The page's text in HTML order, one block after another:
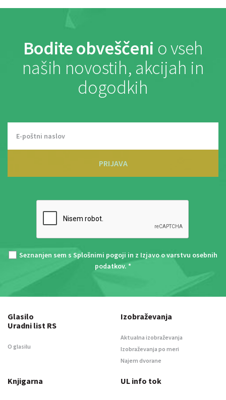
Bodite obveščeni o vseh
naših novostih, akcijah in
dogodkih
PRIJAVA
Seznanjen sem s Splošnimi pogoji in z Izjavo o varstvu osebnih
podatkov. *
Glasilo
Uradni list RS
O glasilu
Izobraževanja
Aktualna izobraževanja
Izobraževanja po meri
Najem dvorane
Knjigarna UL info tok